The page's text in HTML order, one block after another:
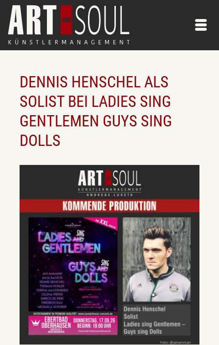
DENNIS HENSCHEL ALS
SOLIST BEI LADIES SING
GENTLEMEN GUYS SING
DOLLS